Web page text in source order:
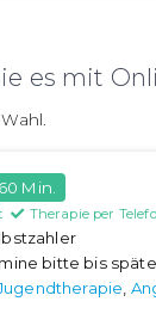
es mit
Min.
Therapie per
bitte bis
,